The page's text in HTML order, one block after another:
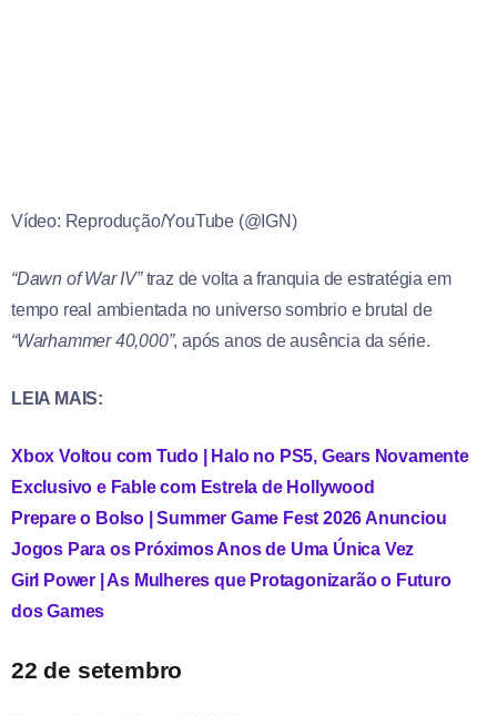
Vídeo: Reprodução/YouTube (@IGN)
“Dawn of War IV”traz de volta a franquia de estratégia em
tempo real ambientada no universo sombrio e brutal de
“Warhammer 40,000”, após anos de ausência da série.
LEIA MAIS:
Xbox Voltou com Tudo | Halo no PS5, Gears Novamente
Exclusivo e Fable com Estrela de Hollywood
Prepare o Bolso | Summer Game Fest 2026 Anunciou
Jogos Para os Próximos Anos de Uma Única Vez
Girl Power | As Mulheres que Protagonizarão o Futuro
dos Games
22 de setembro